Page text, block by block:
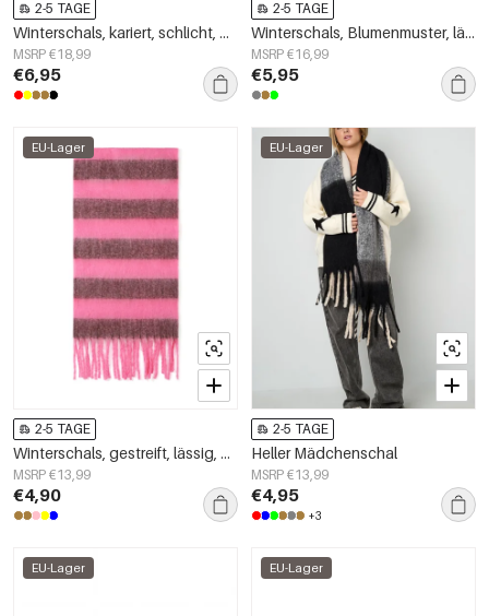
2-5 TAGE
Winterschals, kariert, schlicht, Polyester, Alltagsaccessoires
MSRP €18,99
€6,95
2-5 TAGE
Winterschals, Blumenmuster, lässig, Polyester, Alltagsaccessoires
MSRP €16,99
€5,95
EU-Lager
2-5 TAGE
Winterschals, gestreift, lässig, Polyester, Alltagsaccessoires
MSRP €13,99
€4,90
EU-Lager
2-5 TAGE
Heller Mädchenschal
MSRP €13,99
€4,95
+3
EU-Lager EU-Lager